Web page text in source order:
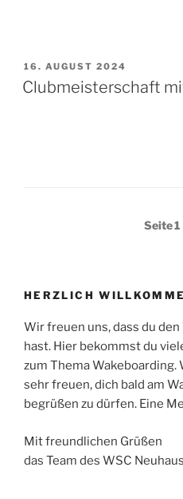
VERÖFFENTLICHT
AM
16. AUGUST 2024
Clubmeisterschaft
Seitennummerierung
Seite1
HERZLICH
Wir freuen uns, dass du
hast. Hier bekommst du
zum Thema
sehr freuen, dich bald am
begrüßen zu dürfen. Eine
Mit freundlichen Grüßen
das Team des WSC Neuhaus